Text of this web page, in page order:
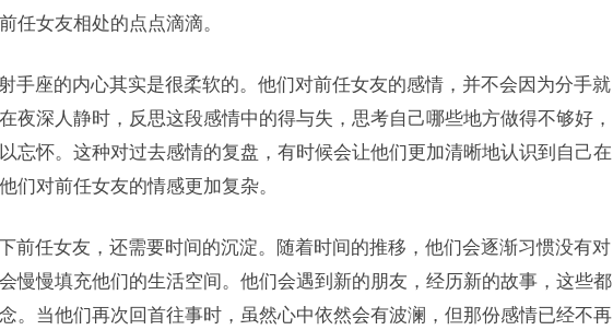
任女友相处的点点滴滴。
手座的内心其实是很柔软的。他们对前任女友的感情，并不会因为分手就
夜深人静时，反思这段感情中的得与失，思考自己哪些地方做得不够好，
忘怀。这种对过去感情的复盘，有时候会让他们更加清晰地认识到自己在
们对前任女友的情感更加复杂。
前任女友，还需要时间的沉淀。随着时间的推移，他们会逐渐习惯没有对
慢慢填充他们的生活空间。他们会遇到新的朋友，经历新的故事，这些都
。当他们再次回首往事时，虽然心中依然会有波澜，但那份感情已经不再